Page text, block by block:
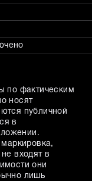
по фактическим
носят
публичной
в
входят в
они
лишь